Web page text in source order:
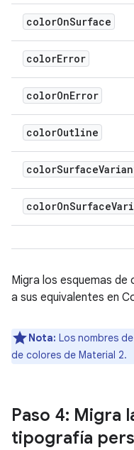
colorOnSurface
colorError
colorOnError
colorOutline
colorSurface
colorOnSurface
Migra los esquemas
a sus equivalentes en
Nota: Los nombres
de colores de Material 2.
Paso 4: Migra
tipografía